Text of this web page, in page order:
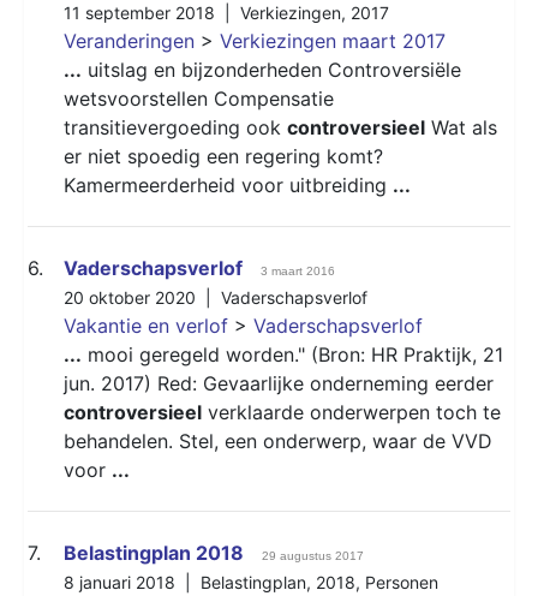
11 september 2018 | Verkiezingen, 2017
Veranderingen > Verkiezingen maart 2017
... uitslag en bijzonderheden Controversiële
wetsvoorstellen Compensatie
transitievergoeding ook controversieel Wat als
er niet spoedig een regering komt?
Kamermeerderheid voor uitbreiding ...
6. Vaderschapsverlof 3 maart 2016
20 oktober 2020 | Vaderschapsverlof
Vakantie en verlof > Vaderschapsverlof
... mooi geregeld worden." (Bron: HR Praktijk, 21
jun. 2017) Red: Gevaarlijke onderneming eerder
controversieel verklaarde onderwerpen toch te
behandelen. Stel, een onderwerp, waar de VVD
voor ...
7. Belastingplan 2018 29 augustus 2017
8 januari 2018 | Belastingplan, 2018, Personen